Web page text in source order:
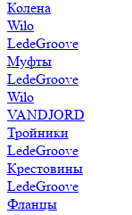
Колена
Wilo
LedeGroove
Муфты
LedeGroove
Wilo
VANDJORD
Тройники
LedeGroove
Крестовины
LedeGroove
Фланцы